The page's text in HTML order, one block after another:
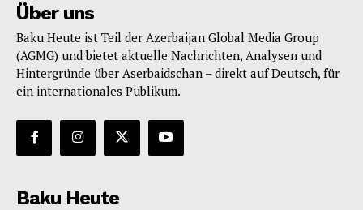
Über uns
Baku Heute ist Teil der Azerbaijan Global Media Group
(AGMG) und bietet aktuelle Nachrichten, Analysen und
Hintergründe über Aserbaidschan – direkt auf Deutsch, für
ein internationales Publikum.
Baku Heute